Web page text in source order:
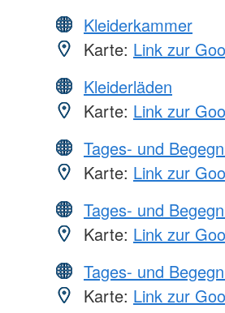
Kleiderkammer
Karte: Link zur
Kleiderläden
Karte: Link zur
Tages- und
Karte: Link zur
Tages- und
Karte: Link zur
Tages- und
Karte: Link zur